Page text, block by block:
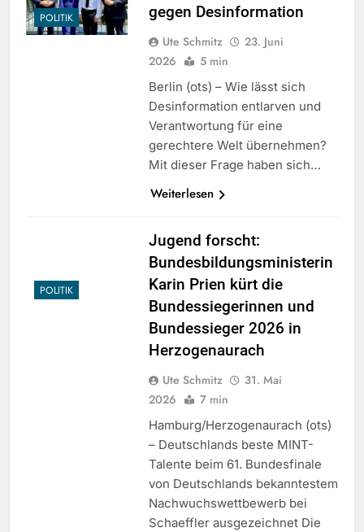
POLITIK
gegen Desinformation
Ute Schmitz
23. Juni
2026
5 min
Berlin (ots) – Wie lässt sich
Desinformation entlarven und
Verantwortung für eine
gerechtere Welt übernehmen?
Mit dieser Frage haben sich…
Weiterlesen
POLITIK
Jugend forscht:
Bundesbildungsministerin
Karin Prien kürt die
Bundessiegerinnen und
Bundessieger 2026 in
Herzogenaurach
Ute Schmitz
31. Mai
2026
7 min
Hamburg/Herzogenaurach (ots)
– Deutschlands beste MINT-
Talente beim 61. Bundesfinale
von Deutschlands bekanntestem
Nachwuchswettbewerb bei
Schaeffler ausgezeichnet Die